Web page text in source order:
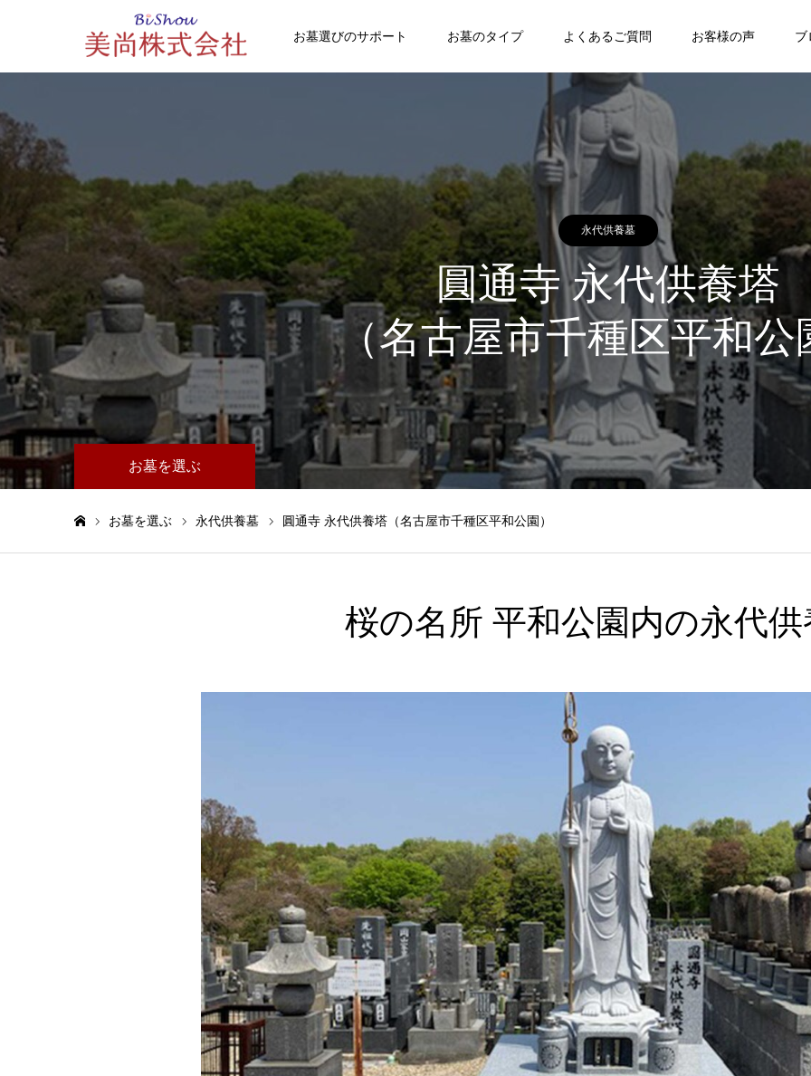
お墓選びのサポート お墓のタイプ よくあるご質問 お客様の声 ブ
永代供養墓
圓通寺 永代供養塔
（名古屋市千種区平和公
お墓を選ぶ
お墓を選ぶ 永代供養墓 圓通寺 永代供養塔（名古屋市千種区平和公園）
桜の名所 平和公園内の永代